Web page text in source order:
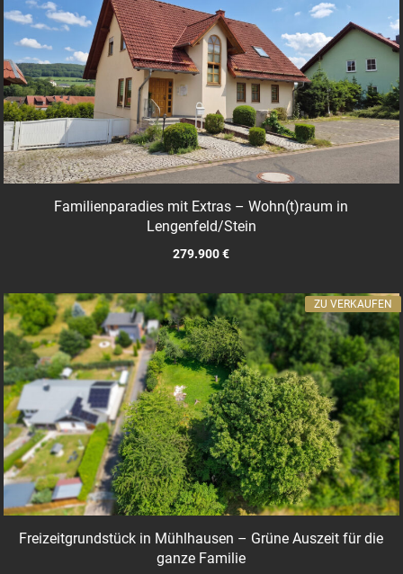
Familienparadies mit Extras – Wohn(t)raum in
Lengenfeld/Stein
279.900 €
Freizeitgrundstück in Mühlhausen – Grüne Auszeit für die
ganze Familie
ZU VERKAUFEN